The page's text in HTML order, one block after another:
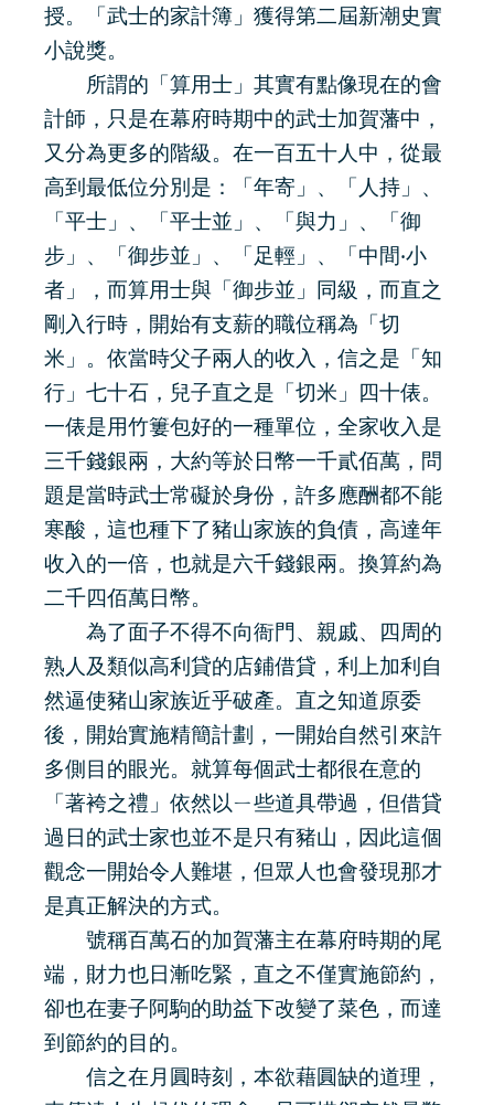
授。「武士的家計簿」獲得第二屆新潮史實
小說獎。
所謂的「算用士」其實有點像現在的會
計師，只是在幕府時期中的武士加賀藩中，
又分為更多的階級。在一百五十人中，從最
高到最低位分別是：「年寄」、「人持」、
「平士」、「平士並」、「與力」、「御
步」、「御步並」、「足輕」、「中間‧小
者」，而算用士與「御步並」同級，而直之
剛入行時，開始有支薪的職位稱為「切
米」。依當時父子兩人的收入，信之是「知
行」七十石，兒子直之是「切米」四十俵。
一俵是用竹簍包好的一種單位，全家收入是
三千錢銀兩，大約等於日幣一千貳佰萬，問
題是當時武士常礙於身份，許多應酬都不能
寒酸，這也種下了豬山家族的負債，高達年
收入的一倍，也就是六千錢銀兩。換算約為
二千四佰萬日幣。
為了面子不得不向衙門、親戚、四周的
熟人及類似高利貸的店鋪借貸，利上加利自
然逼使豬山家族近乎破產。直之知道原委
後，開始實施精簡計劃，一開始自然引來許
多側目的眼光。就算每個武士都很在意的
「著袴之禮」依然以ㄧ些道具帶過，但借貸
過日的武士家也並不是只有豬山，因此這個
觀念一開始令人難堪，但眾人也會發現那才
是真正解決的方式。
號稱百萬石的加賀藩主在幕府時期的尾
端，財力也日漸吃緊，直之不僅實施節約，
卻也在妻子阿駒的助益下改變了菜色，而達
到節約的目的。
信之在月圓時刻，本欲藉圓缺的道理，